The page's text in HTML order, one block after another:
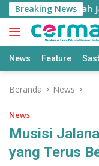
Langsung
ke
konten
Breaking News
Bertambah Jadi
News Feature
Beranda News
News
Musisi
yang Terus